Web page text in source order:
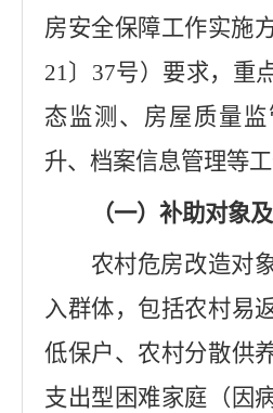
房安全保障工作实施
21〕 37号）要求，重
态监测、房屋质量
升、档案信息管理等工
（一）补助对象
农村危房改造对
入群体，包括农村易
低保户、农村分散供
支出型困难家庭（因